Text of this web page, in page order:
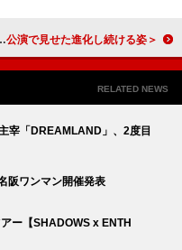
＜ライブレポート＞Official髭男dismの可能性は無限大――TOYOTA ARENA TOKYOこけら落とし公演で見せた進化し続ける姿
RELATED NEWS
宰「DREAMLAND」、2度目
阪ワンマン開催発表
ー【SHADOWS x ENTH